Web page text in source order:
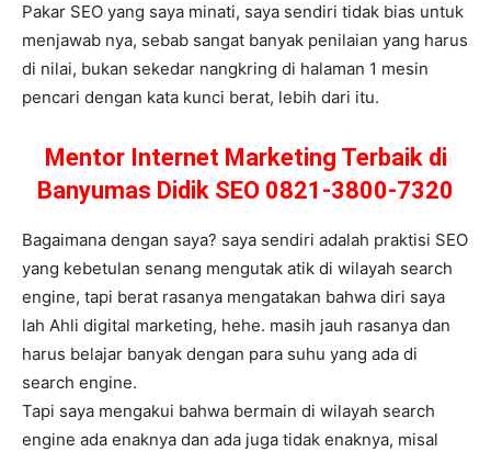
Pakar SEO yang saya minati, saya sendiri tidak bias untuk
menjawab nya, sebab sangat banyak penilaian yang harus
di nilai, bukan sekedar nangkring di halaman 1 mesin
pencari dengan kata kunci berat, lebih dari itu.
Mentor Internet Marketing Terbaik di
Banyumas Didik SEO 0821-3800-7320
Bagaimana dengan saya? saya sendiri adalah praktisi SEO
yang kebetulan senang mengutak atik di wilayah search
engine, tapi berat rasanya mengatakan bahwa diri saya
lah Ahli digital marketing, hehe. masih jauh rasanya dan
harus belajar banyak dengan para suhu yang ada di
search engine.
Tapi saya mengakui bahwa bermain di wilayah search
engine ada enaknya dan ada juga tidak enaknya, misal